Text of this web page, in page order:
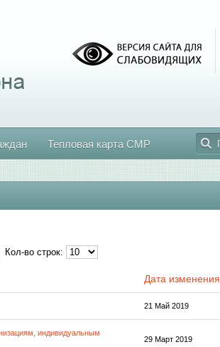
Тепловая карта СМР
Кол-во строк:
Дата изменения
21 Май 2019
индивидуальным
29 Март 2019